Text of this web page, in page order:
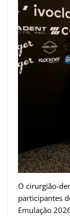
O cirurgião-
participantes
Emulação